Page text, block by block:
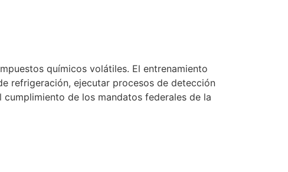
químicos volátiles. El entrenamiento
refrigeración, ejecutar procesos de detección
de los mandatos federales de la